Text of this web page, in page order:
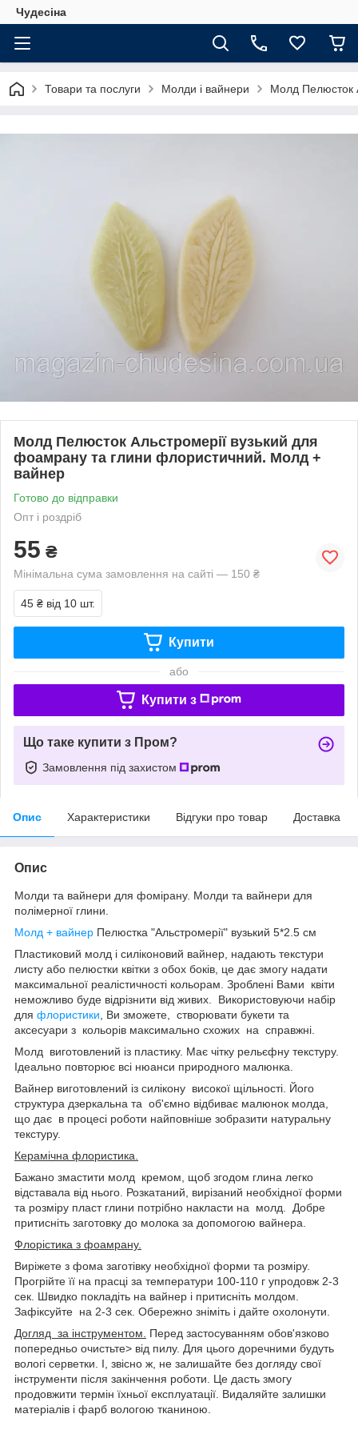
Чудесіна
Товари та послуги Молди і вайнери Молд Пелюсток
Молд Пелюсток Альстромерії вузький для
фоамрану та глини флористичний. Молд +
вайнер
Готово до відправки
Опт і роздріб
55 ₴
Мінімальна сума замовлення на сайті — 150 ₴
45 ₴ від 10 шт.
Купити
або
Купити з
Що таке купити з Пром?
Замовлення під захистом
Опис Характеристики Відгуки про товар Доставка
Опис
Молди та вайнери для фомірану. Молди та вайнери для
полімерної глини.
Молд + вайнер Пелюстка "Альстромерії" вузький 5*2.5 см
Пластиковий молд і силіконовий вайнер, надають текстури
листу або пелюстки квітки з обох боків, це дає змогу надати
максимальної реалістичності кольорам. Зроблені Вами квіти
неможливо буде відрізнити від живих. Використовуючи набір
для флористики , Ви зможете, створювати букети та
аксесуари з кольорів максимально схожих на справжні.
Молд виготовлений із пластику. Має чітку рельєфну текстуру.
Ідеально повторює всі нюанси природного малюнка.
Вайнер виготовлений із силікону високої щільності. Його
структура дзеркальна та об'ємно відбиває малюнок молда,
що дає в процесі роботи найповніше зобразити натуральну
текстуру.
Керамічна флористика.
Бажано змастити молд кремом, щоб згодом глина легко
відставала від нього. Розкатаний, вирізаний необхідної форми
та розміру пласт глини потрібно накласти на молд. Добре
притисніть заготовку до молока за допомогою вайнера.
Флорістика з фоамрану.
Виріжете з фома заготівку необхідної форми та розміру.
Прогрійте її на прасці за температури 100-110 г упродовж 2-3
сек. Швидко покладіть на вайнер і притисніть молдом.
Зафіксуйте на 2-3 сек. Обережно зніміть і дайте охолонути.
Догляд за інструментом.
Перед застосуванням обов'язково
попередньо очистьте> від пилу. Для цього доречними будуть
вологі серветки. І, звісно ж, не залишайте без догляду свої
інструменти після закінчення роботи. Це дасть змогу
продовжити термін їхньої експлуатації. Видаляйте залишки
матеріалів і фарб вологою тканиною.